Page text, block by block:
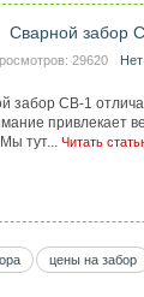
Сварной забор
29620
забор СВ-1
привлекает
тут... Читать
цены на забор